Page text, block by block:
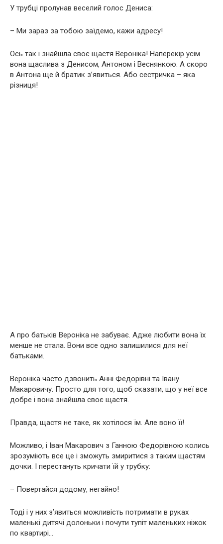
У трубці пролунав веселий голос Дениса:
– Ми зараз за тобою заїдемо, кажи адресу!
Ось так і знайшла своє щастя Вероніка! Наперекір усім
вона щаслива з Денисом, Антоном і Веснянкою. А скоро
в Антона ще й братик з’явиться. Або сестричка – яка
різниця!
А про батьків Вероніка не забуває. Адже любити вона їх
менше не стала. Вони все одно залишилися для неї
батьками.
Вероніка часто дзвонить Анні Федорівні та Івану
Макаровичу. Просто для того, щоб сказати, що у неї все
добре і вона знайшла своє щастя.
Правда, щастя не таке, як хотілося їм. Але воно її!
Можливо, і Іван Макарович з Ганною Федорівною колись
зрозуміють все це і зможуть змиритися з таким щастям
дочки. І перестануть кричати їй у трубку:
– Повертайся додому, негайно!
Тоді і у них з’явиться можливість потримати в руках
маленькі дитячі долоньки і почути тупіт маленьких ніжок
по квартирі…